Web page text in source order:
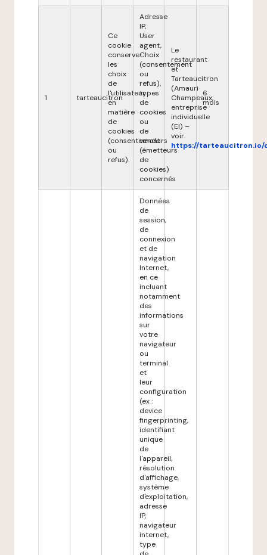
1 tarteaucitron
Ce
cookie
conserve
les
choix
de
l'utilisateur
en
matière
de
cookies
(consentement
ou
refus).
Adresse
IP,
User
agent,
Choix
(consentement
ou
refus),
types
de
cookies
ou
de
vendors
(émetteurs
de
cookies)
concernés
Le
restaurant
et
Tarteaucitron
(Amauri
Champeaux,
entreprise
individuelle
(EI) –
voir
https://tarteaucitron.io/
6
mois
Données
de
session,
de
connexion
et de
navigation
Internet,
en ce
incluant
notamment
des
informations
sur
votre
navigateur
ou
terminal
et
leur
configuration
(ex :
device
fingerprinting,
identifiant
unique
de
l'appareil,
résolution
d'affichage,
système
d'exploitation,
adresse
IP,
navigateur
internet,
type